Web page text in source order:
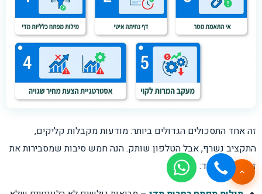
זה אחד התסכולים הגדולים ביותר: מודעות מקבלות קליקים,
התקציב נשרף, אבל הטלפון שותק. הנה חמש סיבות שמסבירות את
זה כמעט תמיד: